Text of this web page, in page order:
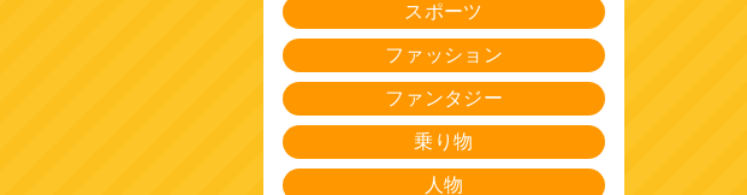
スポーツ
ファッション
ファンタジー
乗り物
人物